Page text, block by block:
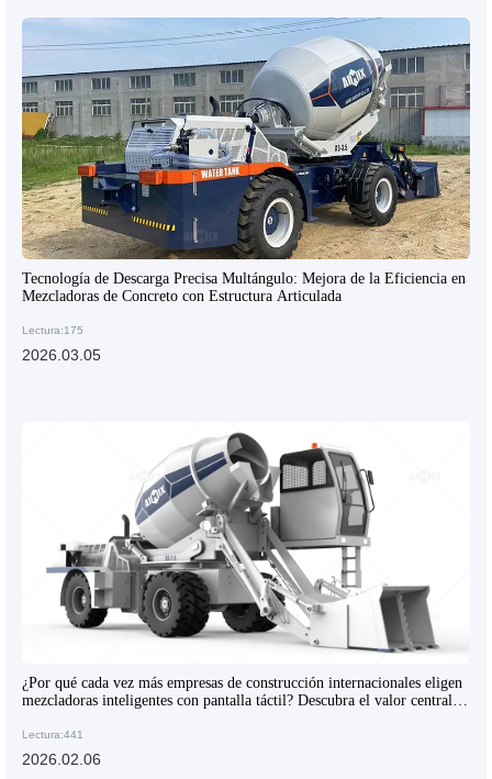
Tecnología de Descarga Precisa Multángulo: Mejora de la Eficiencia en
Mezcladoras de Concreto con Estructura Articulada
Lectura:175
2026.03.05
¿Por qué cada vez más empresas de construcción internacionales eligen
mezcladoras inteligentes con pantalla táctil? Descubra el valor central
Lectura:441
2026.02.06